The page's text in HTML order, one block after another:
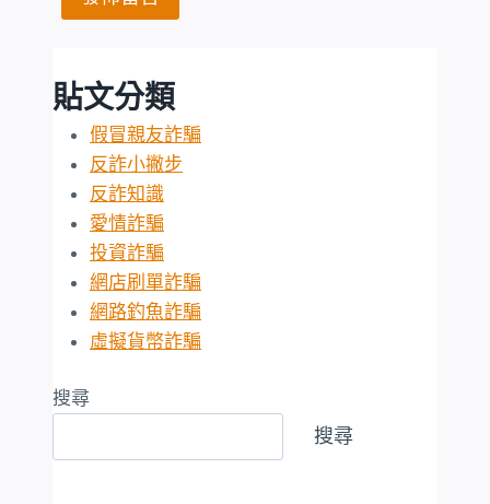
貼文分類
假冒親友詐騙
反詐小撇步
反詐知識
愛情詐騙
投資詐騙
網店刷單詐騙
網路釣魚詐騙
虛擬貨幣詐騙
搜尋
搜尋